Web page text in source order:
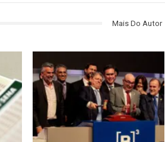
Mais Do Autor